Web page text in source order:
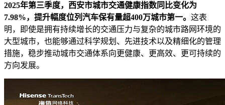
2025年第三季度，西安市城市交通健康指数同比变化为
7.98%，提升幅度位列汽车保有量超400万城市第一。 这表
明，即使是拥有持续增长的交通压力与复杂的城市路网环境的
大型城市，也能够通过科学规划、先进技术以及精细化的管理
措施，稳步推动城市交通体系向更健康、更高效、更可持续的
方向发展。